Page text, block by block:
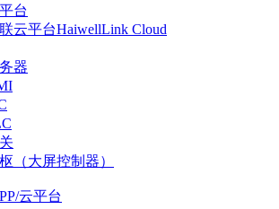
台
云平台HaiwellLink Cloud
器
（大屏控制器）
云平台